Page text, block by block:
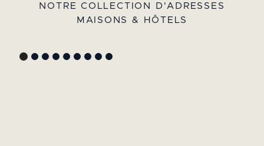
NOTRE COLLECTION D'ADRESSES
MAISONS & HÔTELS